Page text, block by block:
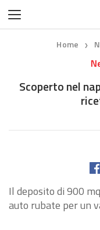
Home ❯
Scoperto nel
Il deposito di 900
auto rubate per un